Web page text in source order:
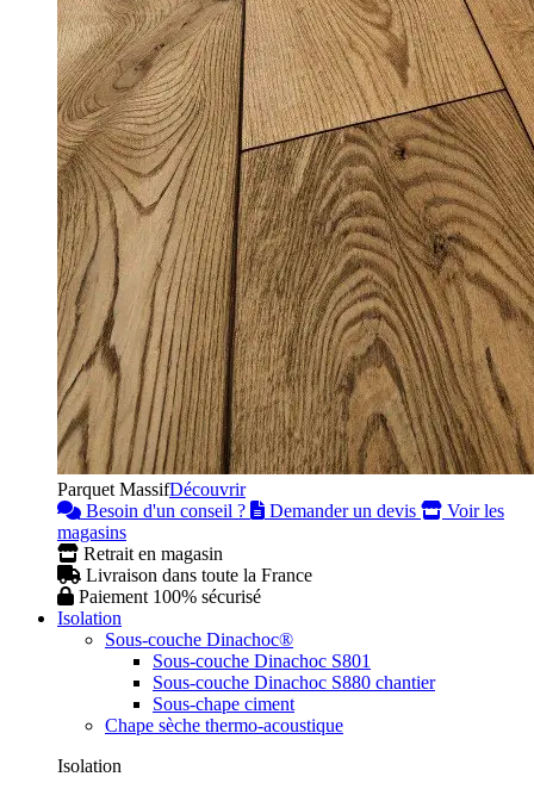
Parquet MassifDécouvrir
Besoin d'un conseil ?
Demander un devis
Voir les
magasins
Retrait en magasin
Livraison dans toute la France
Paiement 100% sécurisé
Isolation
Sous-couche Dinachoc®
Sous-couche Dinachoc S801
Sous-couche Dinachoc S880 chantier
Sous-chape ciment
Chape sèche thermo-acoustique
Isolation